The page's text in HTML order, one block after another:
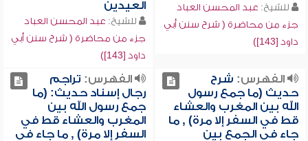
للشيخ: عبد المحسن العباد
جزء من محاضرة ( شرح سنن أبي
داود [143])
العيدين
للشيخ: عبد المحسن العباد
جزء من محاضرة ( شرح سنن أبي
داود [143])
الفهرس: شرح
حديث (ما جمع رسول
الله بين المغرب والعشاء
قط في السفر إلا مرة) , ما
جاء في الجمع بين
الفهرس: تراجم
رجال إسناد حديث: (ما
جمع رسول الله بين
المغرب والعشاء قط في
السفر إلا مرة) , ما جاء في